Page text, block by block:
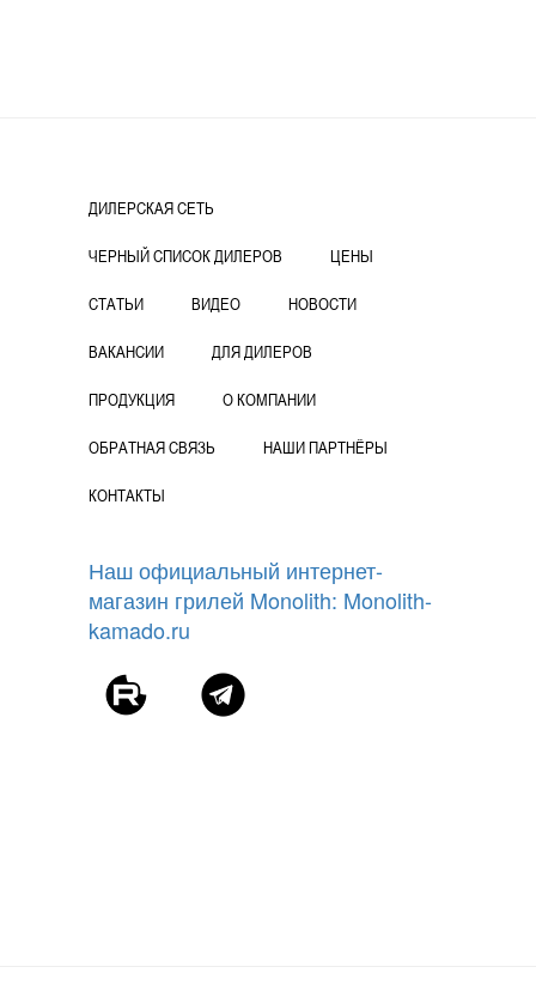
ДИЛЕРСКАЯ СЕТЬ
ЧЕРНЫЙ СПИСОК ДИЛЕРОВ ЦЕНЫ
СТАТЬИ ВИДЕО НОВОСТИ
ВАКАНСИИ ДЛЯ ДИЛЕРОВ
ПРОДУКЦИЯ О КОМПАНИИ
ОБРАТНАЯ СВЯЗЬ НАШИ ПАРТНЁРЫ
КОНТАКТЫ
Наш официальный интернет-
магазин грилей Monolith: Monolith-
kamado.ru